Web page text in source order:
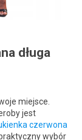
długa
miejsce.
jest
czerwona
wybór